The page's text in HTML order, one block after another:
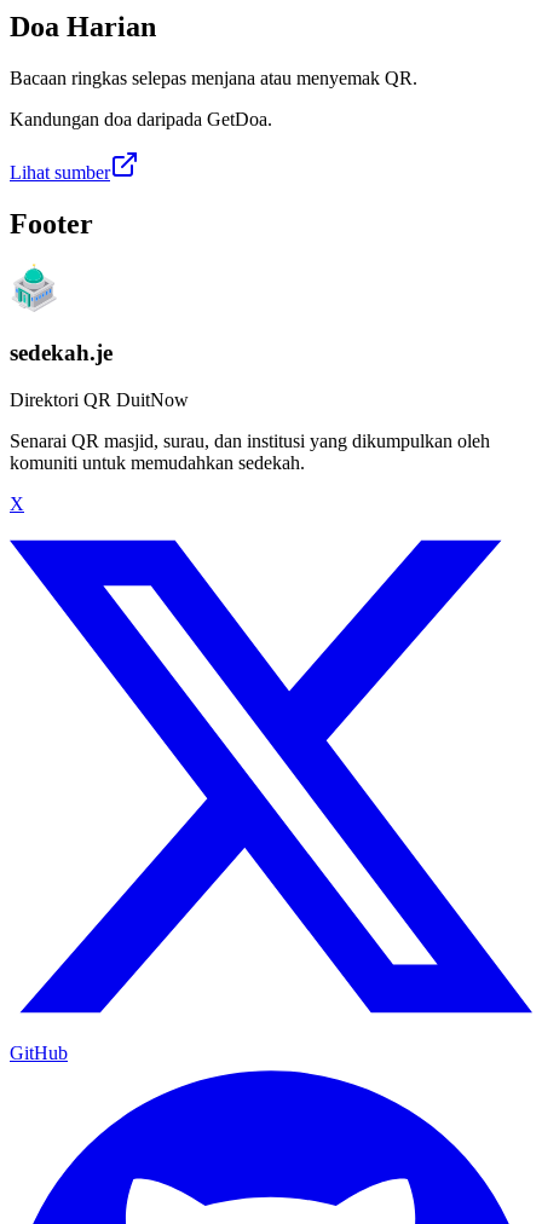
Doa Harian
Bacaan ringkas selepas menjana atau menyemak QR.
Kandungan doa daripada GetDoa.
Lihat sumber
Footer
sedekah.je
Direktori QR DuitNow
Senarai QR masjid, surau, dan institusi yang dikumpulkan oleh
komuniti untuk memudahkan sedekah.
X
GitHub